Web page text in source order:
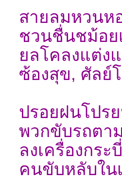
สายลมหวน
ชวนชื่นชม้อ
ยลโคลงแต่ง
ซ้องสุข, ศัลย์
ปรอยฝนโป
พวกขับรถต
ลงเครื่องก
คนขับหลับใ